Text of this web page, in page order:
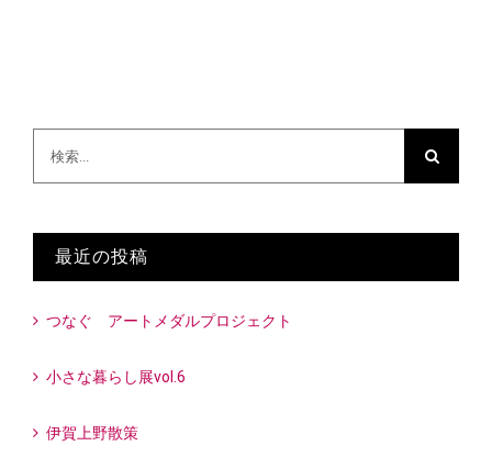
最近の投稿
つなぐ アートメダルプロジェクト
小さな暮らし展vol.6
伊賀上野散策